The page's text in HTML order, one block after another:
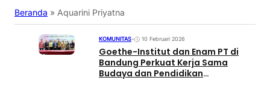
Beranda » Aquarini Priyatna
KOMUNITAS• 10 Februari 2026
Goethe-Institut dan Enam PT di
Bandung Perkuat Kerja Sama
Budaya dan Pendidikan